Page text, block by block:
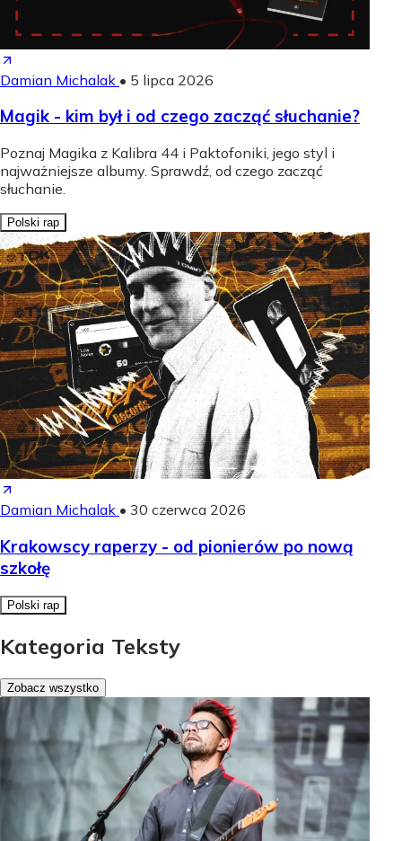
Damian Michalak • 5 lipca 2026
Magik - kim był i od czego zacząć słuchanie?
Poznaj Magika z Kalibra 44 i Paktofoniki, jego styl i
najważniejsze albumy. Sprawdź, od czego zacząć
słuchanie.
Polski rap
Damian Michalak • 30 czerwca 2026
Krakowscy raperzy - od pionierów po nową
szkołę
Polski rap
Kategoria Teksty
Zobacz wszystko